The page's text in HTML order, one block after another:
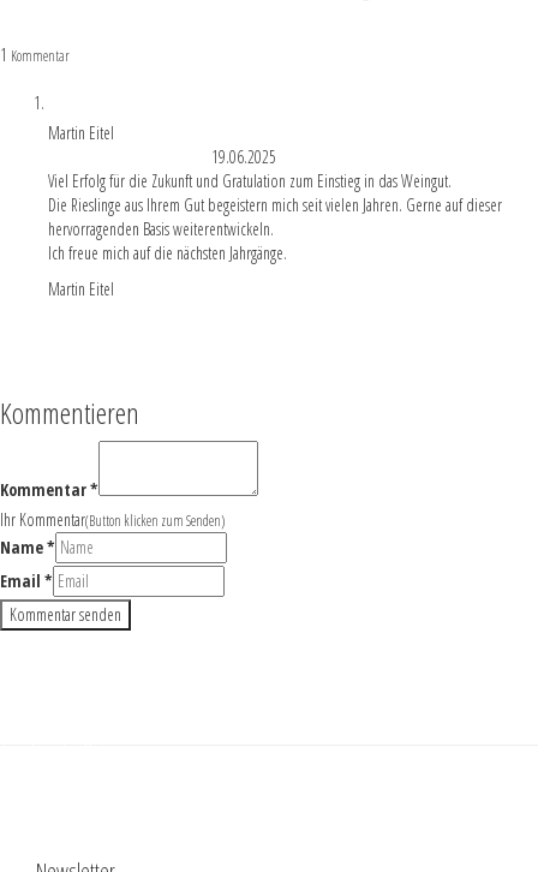
1 Kommentar
Martin Eitel
19.06.2025
Viel Erfolg für die Zukunft und Gratulation zum Einstieg in das Weingut.
Die Rieslinge aus Ihrem Gut begeistern mich seit vielen Jahren. Gerne auf dieser
hervorragenden Basis weiterentwickeln.
Ich freue mich auf die nächsten Jahrgänge.
Martin Eitel
Kommentieren
Kommentar *
Ihr Kommentar(Button klicken zum Senden)
Name *
Email *